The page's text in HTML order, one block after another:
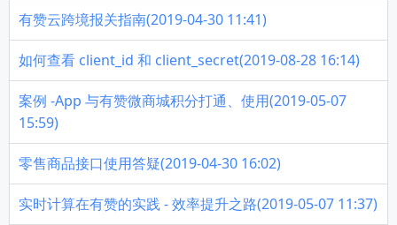
有赞云跨境报关指南(2019-04-30 11:41)
如何查看 client_id 和 client_secret(2019-08-28 16:14)
案例 -App 与有赞微商城积分打通、使用(2019-05-07
15:59)
零售商品接口使用答疑(2019-04-30 16:02)
实时计算在有赞的实践 - 效率提升之路(2019-05-07 11:37)